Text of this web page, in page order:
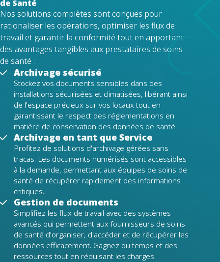
de Santé
Nos solutions complètes sont conçues pour
rationaliser les opérations, optimiser les flux de
travail et garantir la conformité tout en apportant
des avantages tangibles aux prestataires de soins
de santé :
Archivage sécurisé
Stockez vos documents sensibles dans des
installations sécurisées et climatisées, libérant ainsi
de l'espace précieux sur vos locaux tout en
garantissant le respect des réglementations en
matière de conservation des données de santé.
Archivage en tant que Service
Profitez de solutions d'archivage gérées sans
tracas. Les documents numérisés sont accessibles
à la demande, permettant aux équipes de soins de
santé de récupérer rapidement des informations
critiques.
Gestion de documents
Simplifiez les flux de travail avec des systèmes
avancés qui permettent aux fournisseurs de soins
de santé d'organiser, d'accéder et de récupérer les
données efficacement. Gagnez du temps et des
ressources tout en réduisant les charges